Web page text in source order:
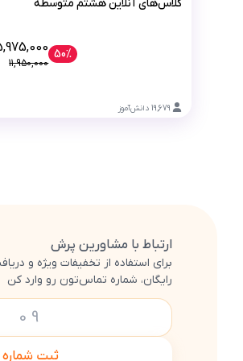
19,679 دانش‌آموز
کلاس‌های آنلاین هشتم متوسطه
50% قیمت فعلی کلاس‌های
11,950,000
ارتباط با مشاورین پرش
برای استفاده از تخفیفات ویژه و
رایگان، شماره تماس‌تون رو وارد کن
ثبت شماره